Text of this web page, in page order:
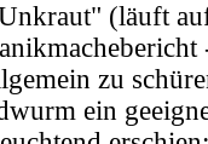
(läuft
zu
ein